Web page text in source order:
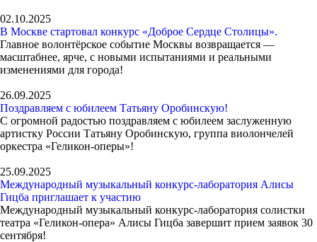
02.10.2025
В Москве стартовал конкурс «Доброе Сердце Столицы».
Главное волонтёрское событие Москвы возвращается —
масштабнее, ярче, с новыми испытаниями и реальными
изменениями для города!
26.09.2025
Поздравляем с юбилеем Татьяну Оробинскую!
С огромной радостью поздравляем с юбилеем заслуженную
артистку России Татьяну Оробинскую, группа виолончелей
оркестра «Геликон-оперы»!
25.09.2025
Международный музыкальный конкурс-лаборатория Алисы
Гицба приглашает к участию
Международный музыкальный конкурс-лаборатория солистки
театра «Геликон-опера» Алисы Гицба завершит прием заявок 30
сентября!